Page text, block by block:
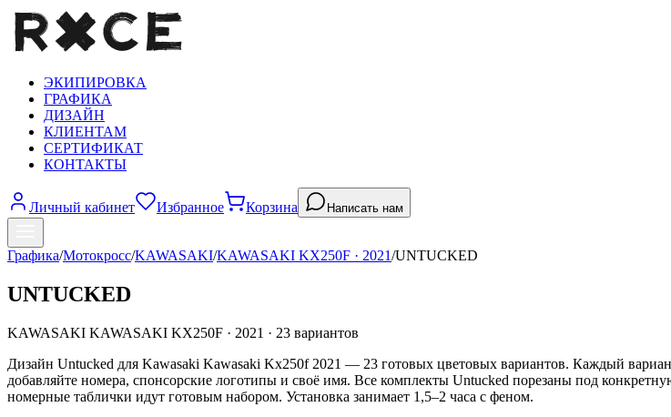
ЭКИПИРОВКА
ГРАФИКА
ДИЗАЙН
КЛИЕНТАМ
СЕРТИФИКАТ
КОНТАКТЫ
Личный кабинет Избранное Корзина Написать нам
Графика/Мотокросс/KAWASAKI/KAWASAKI KX250F · 2021/UNTUCKED
UNTUCKED
KAWASAKI KAWASAKI KX250F · 2021 · 23 вариантов
Дизайн Untucked для Kawasaki Kawasaki Kx250f 2021 — 23 готовых цветовых вариантов. Каждый
добавляйте номера, спонсорские логотипы и своё имя. Все комплекты Untucked порезаны под
номерные таблички идут готовым набором. Установка занимает 1,5–2 часа с феном.